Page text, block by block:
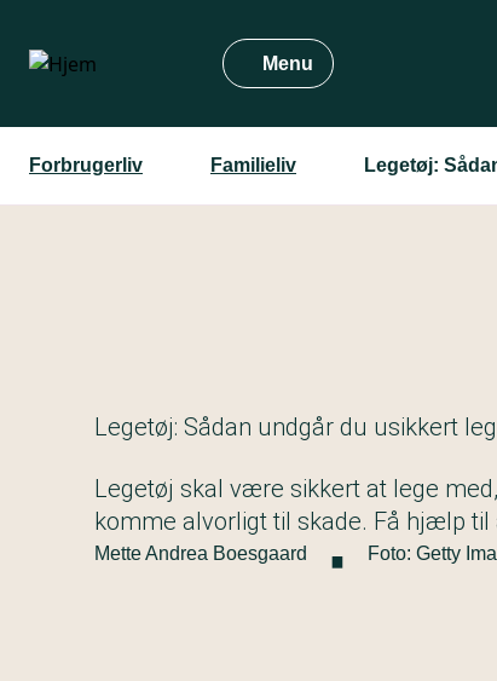
hovedindhold
Menu
Forbrugerliv Familieliv Legetøj:
Legetøj: Sådan undgår du usikkert
Legetøj skal være sikkert at lege
komme alvorligt til skade. Få hjælp
Mette Andrea Boesgaard · Foto: Getty